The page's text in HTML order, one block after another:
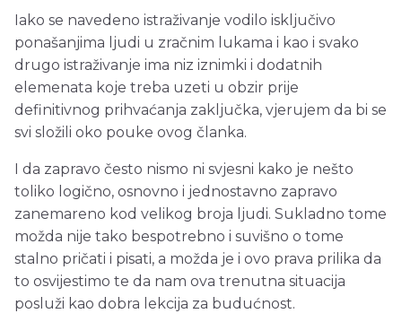
Iako se navedeno istraživanje vodilo isključivo
ponašanjima ljudi u zračnim lukama i kao i svako
drugo istraživanje ima niz iznimki i dodatnih
elemenata koje treba uzeti u obzir prije
definitivnog prihvaćanja zaključka, vjerujem da bi se
svi složili oko pouke ovog članka.
I da zapravo često nismo ni svjesni kako je nešto
toliko logično, osnovno i jednostavno zapravo
zanemareno kod velikog broja ljudi. Sukladno tome
možda nije tako bespotrebno i suvišno o tome
stalno pričati i pisati, a možda je i ovo prava prilika da
to osvijestimo te da nam ova trenutna situacija
posluži kao dobra lekcija za budućnost.